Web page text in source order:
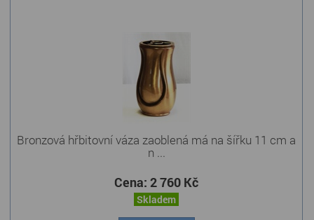
Bronzová hřbitovní váza zaoblená má na šířku 11 cm a
n ...
Cena: 2 760 Kč
Skladem